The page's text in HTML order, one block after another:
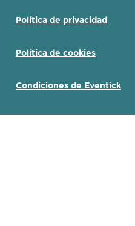
Política de privacidad
Política de cookies
Condiciones de Eventick